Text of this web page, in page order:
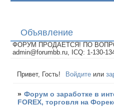
Объявление
ФОРУМ ПРОДАЕТСЯ! ПО
admin@forumbb.ru, ICQ: 1-130-
Привет, Гость! Войдите или
» Форум о заработке в
FOREX, торговля на